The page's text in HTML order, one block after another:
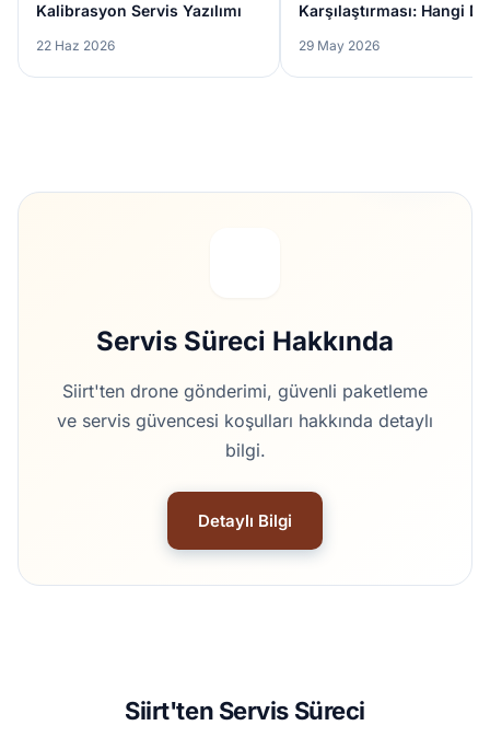
Kalibrasyon Servis Yazılımı
22 Haz 2026
Karşılaştırması: Hangi
29 May 2026
Servis Süreci Hakkında
Siirt'ten drone gönderimi, güvenli paketleme
ve servis güvencesi koşulları hakkında detaylı
bilgi.
Detaylı Bilgi
Siirt'ten Servis Süreci